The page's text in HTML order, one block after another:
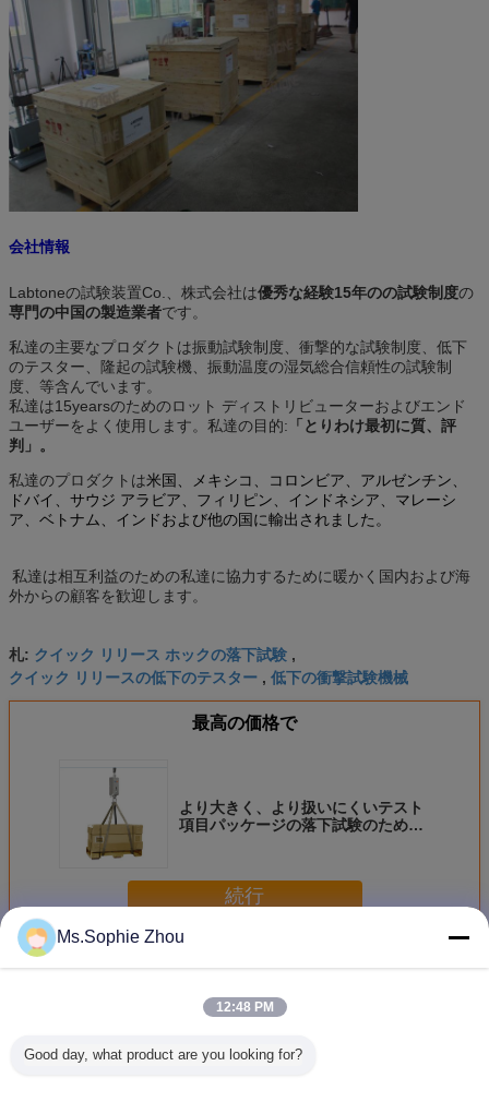
会社情報
Labtoneの試験装置Co.、株式会社は優秀な経験15年のの試験制度の
専門の中国の製造業者です。
私達の主要なプロダクトは振動試験制度 衝撃的な試験制度
低下
のテスター
隆起の試験機 、振動温度の湿気総合信頼性の試験制
度 、等含んでいます。
私達は15yearsのためのロット ディストリビューターおよびエンド
ユーザーをよく使用します。私達の目的: 「とりわけ最初に質、評
判」。
私達のプロダクトは米国、メキシコ、コロンビア、アルゼンチン、
ドバイ、サウジ アラビア、フィリピン、インドネシア、マレーシ
ア、ベトナム、インドおよび他の国に輸出されました。
私達は相互利益のための私達に協力するために暖かく国内および海
外からの顧客を歓迎します。
札: クイック リリース ホックの落下試験 ,
クイック リリースの低下のテスター , 低下の衝撃試験機械
最高の価格で
より大きく、より扱いにくいテスト
項目パッケージの落下試験のための
続行
多く低下のテスター解放のホック
Ms.Sophie Zhou
12:48 PM
Good day, what product are you looking for?